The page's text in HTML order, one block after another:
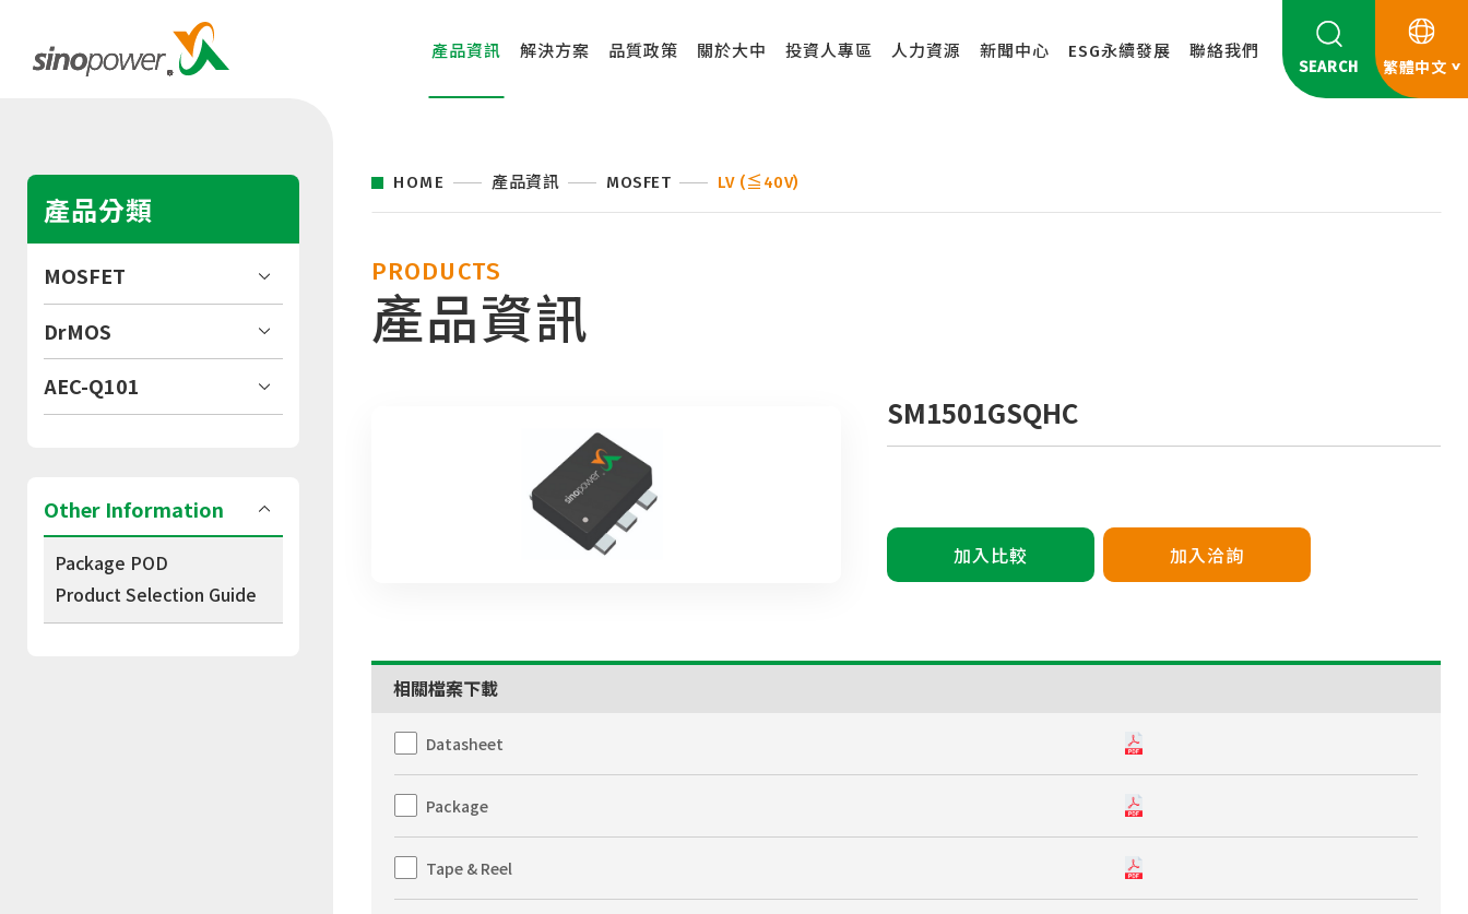
產品資訊 解決方案 品質政策 關於大中 投資人專區 人力資源 新聞中心 ESG永續發展 聯絡我們
SEARCH 繁體中文
產品分類
MOSFET
DrMOS
AEC-Q101
Other Information
Package POD
Product Selection Guide
HOME 產品資訊 MOSFET LV (≦40V)
PRODUCTS
產品資訊
SM1501GSQHC
加入比較 加入洽詢
相關檔案下載
Datasheet
Package
Tape & Reel